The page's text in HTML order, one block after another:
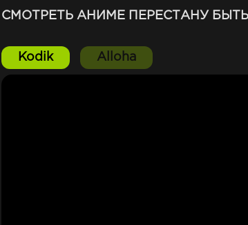
СМОТРЕТЬ АНИМЕ ПЕРЕСТАНУ
Kodik Alloha